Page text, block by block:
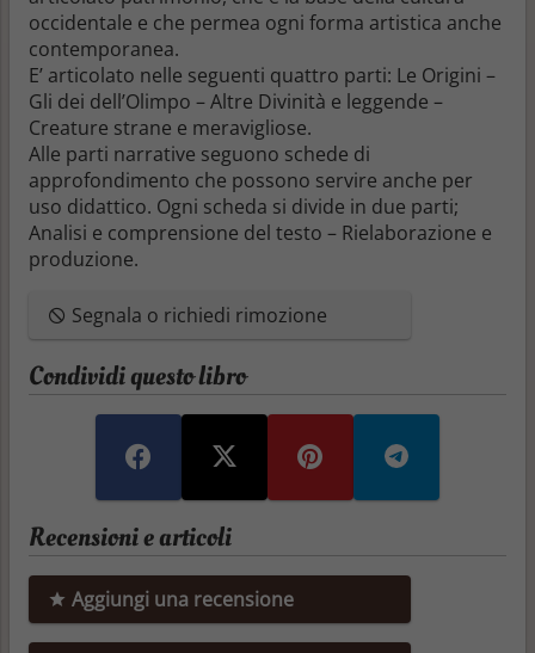
occidentale e che permea ogni forma artistica anche
contemporanea.
E’ articolato nelle seguenti quattro parti: Le Origini –
Gli dei dell’Olimpo – Altre Divinità e leggende –
Creature strane e meravigliose.
Alle parti narrative seguono schede di
approfondimento che possono servire anche per
uso didattico. Ogni scheda si divide in due parti;
Analisi e comprensione del testo – Rielaborazione e
produzione.
Segnala o richiedi rimozione
Condividi questo libro
Recensioni e articoli
Aggiungi una recensione